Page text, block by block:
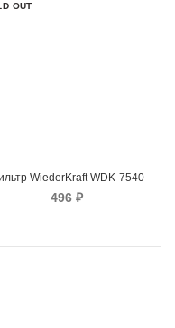
OUT
WiederKraft WDK-7540
496₽